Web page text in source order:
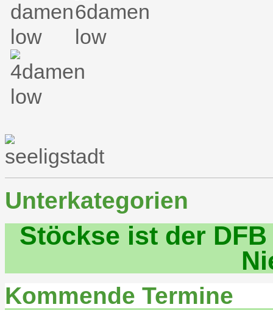
Unterkategorien
Stöckse ist der
Kommende Termine